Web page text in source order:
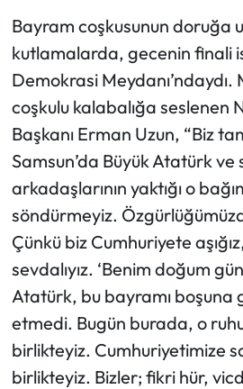
Bayram coşkusunun doruğa
kutlamalarda, gecenin finali
Demokrasi Meydanı’ndaydı.
coşkulu kalabalığa seslenen
Başkanı Erman Uzun, “Biz
Samsun’da Büyük Atatürk ve
arkadaşlarının yaktığı o
söndürmeyiz.
Çünkü biz Cumhuriyete aşığız,
sevdalıyız. ‘Benim doğum
Atatürk, bu bayramı boşuna
etmedi. Bugün burada, o
birlikteyiz. Cumhuriyetimize
birlikteyiz. Bizler; fikri hür,